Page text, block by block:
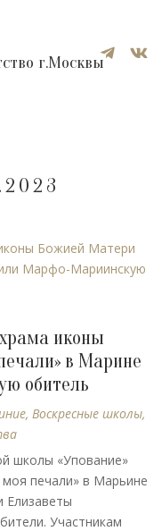
 
г.Москвы
иконы
в Марине
обитель
,Воскресные школы,
школы «Упование»
печали» в Марьине
Елизаветы
Участникам